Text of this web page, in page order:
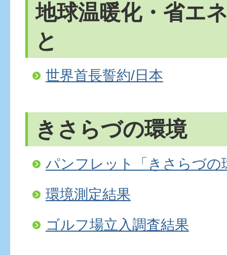
地球温暖化・省エ
と
世界首長誓約/日本
きさらづの環境
パンフレット「きさらづの
環境測定結果
ゴルフ場立入調査結果